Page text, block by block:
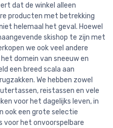
dat de winkel alleen
producten met betrekking
helemaal het geval. Hoewel
skishop te zijn met
we ook veel andere
domein van sneeuw en
een breed scala aan
We hebben zowel
reistassen en vele
voor het dagelijks leven, in
ook een grote selectie
voor het onvoorspelbare